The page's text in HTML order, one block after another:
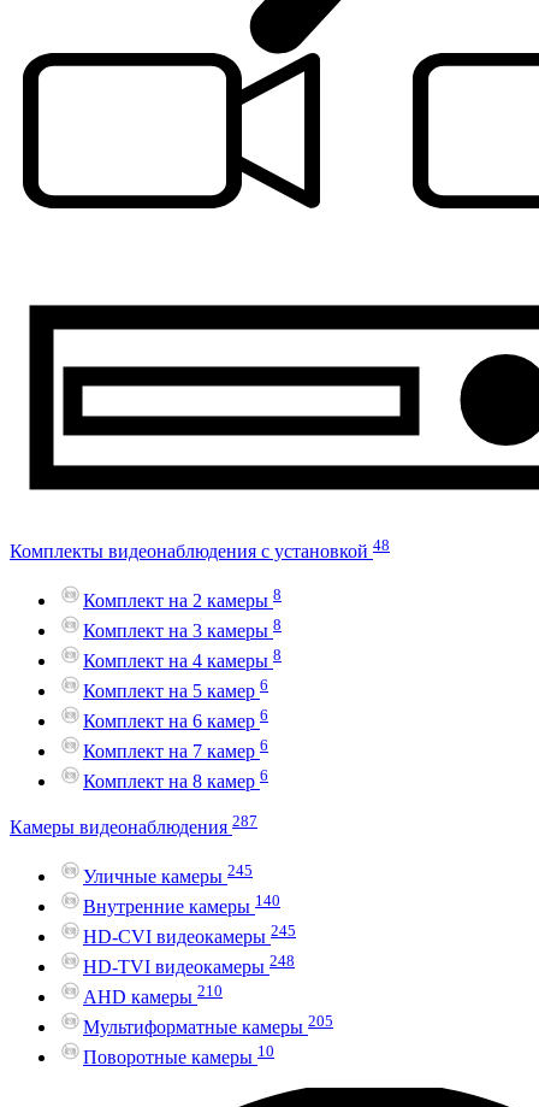
Комплекты видеонаблюдения с установкой 48
Комплект на 2 камеры 8
Комплект на 3 камеры 8
Комплект на 4 камеры 8
Комплект на 5 камер 6
Комплект на 6 камер 6
Комплект на 7 камер 6
Комплект на 8 камер 6
Камеры видеонаблюдения 287
Уличные камеры 245
Внутренние камеры 140
HD-CVI видеокамеры 245
HD-TVI видеокамеры 248
AHD камеры 210
Мультиформатные камеры 205
Поворотные камеры 10